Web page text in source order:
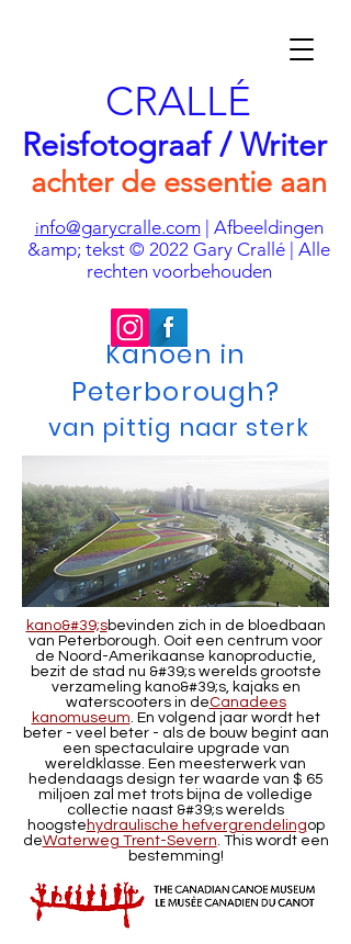
CRALLÉ
Reisfotograaf / Writer
achter de essentie aan
info@garycralle.com| Afbeeldingen
&amp; tekst © 2022 Gary Crallé | Alle
rechten voorbehouden
Kanoën in
Peterborough?
van pittig naar sterk
kano&#39;sbevinden zich in de bloedbaan
van Peterborough. Ooit een centrum voor
de Noord-Amerikaanse kanoproductie,
bezit de stad nu &#39;s werelds grootste
verzameling kano&#39;s, kajaks en
waterscooters in deCanadees
kanomuseum. En volgend jaar wordt het
beter - veel beter - als de bouw begint aan
een spectaculaire upgrade van
wereldklasse. Een meesterwerk van
hedendaags design ter waarde van $ 65
miljoen zal met trots bijna de volledige
collectie naast &#39;s werelds
hoogste hydraulische hefvergrendelingop
deWaterweg Trent-Severn. This wordt een
bestemming!